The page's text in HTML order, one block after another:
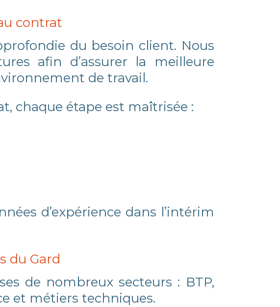
contrat
du besoin client. Nous
afin d’assurer la meilleure
de travail.
chaque étape est maîtrisée :
d’expérience dans l’intérim
du Gard
de nombreux secteurs : BTP,
et métiers techniques.